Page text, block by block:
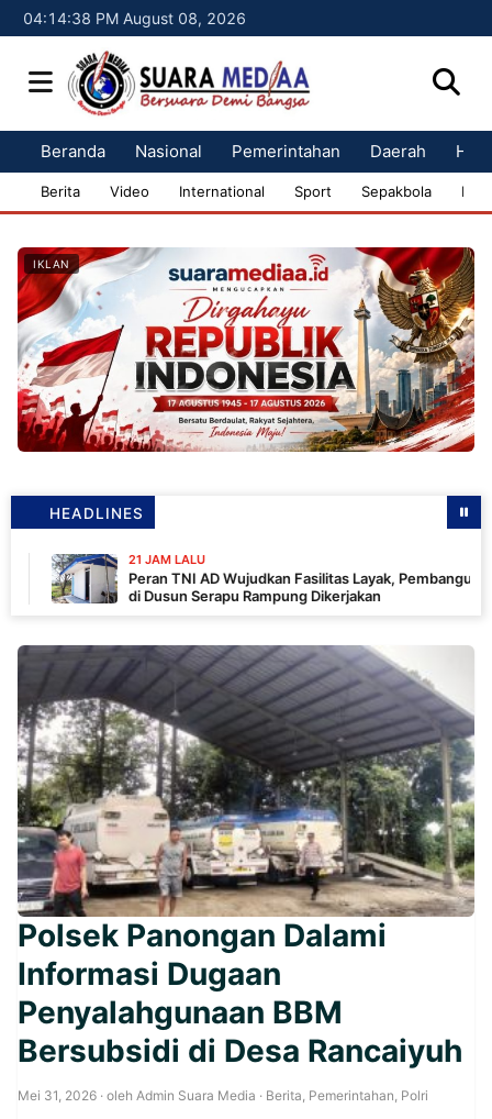
04:14:39 PM August 08, 2026
Beranda Nasional Pemerintahan Daerah
Berita Video International Sport Sepakbola
IKLAN
HEADLINES
21 JAM LALU
Peran TNI AD Wujudkan Fasilitas Layak, Pembangunan MCK
di Dusun Serapu Rampung Dikerjakan
Polsek Panongan Dalami
Informasi Dugaan
Penyalahgunaan BBM
Bersubsidi di Desa Rancaiyuh
Mei 31, 2026 · oleh Admin Suara Media · Berita, Pemerintahan, Polri